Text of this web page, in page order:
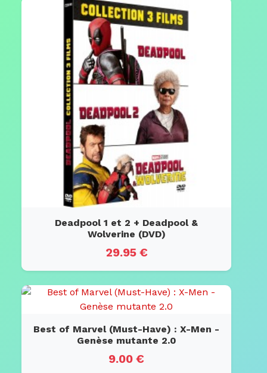
Deadpool 1 et 2 + Deadpool &
Wolverine (DVD)
29.95 €
Best of Marvel (Must-Have) : X-Men -
Genèse mutante 2.0
9.00 €